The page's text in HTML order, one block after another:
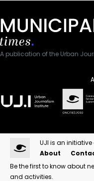
A publication of the Urban
UJI is an initiative
About
Be the first to know about
and activities.